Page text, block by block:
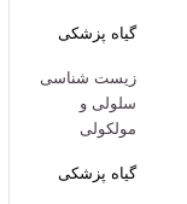
گیاه پزشکی
زیست شناسی
سلولی و
مولکولی
گیاه پزشکی